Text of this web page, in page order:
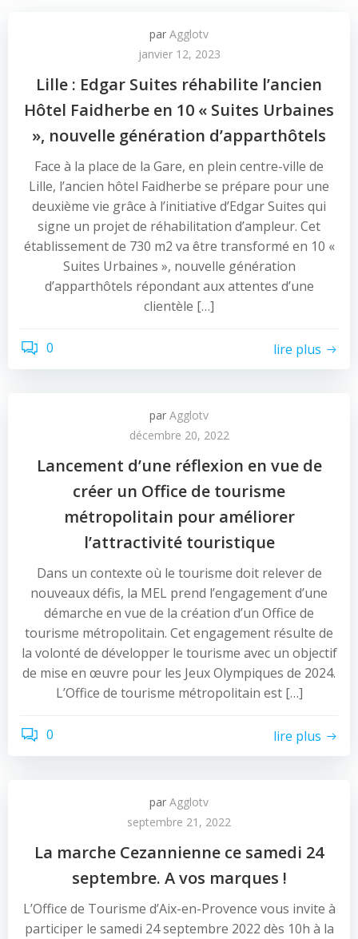
par Agglotv
janvier 12, 2023
Lille : Edgar Suites réhabilite l’ancien
Hôtel Faidherbe en 10 « Suites Urbaines
», nouvelle génération d’apparthôtels
Face à la place de la Gare, en plein centre-ville de
Lille, l’ancien hôtel Faidherbe se prépare pour une
deuxième vie grâce à l’initiative d’Edgar Suites qui
signe un projet de réhabilitation d’ampleur. Cet
établissement de 730 m2 va être transformé en 10 «
Suites Urbaines », nouvelle génération
d’apparthôtels répondant aux attentes d’une
clientèle […]
0 lire plus
par Agglotv
décembre 20, 2022
Lancement d’une réflexion en vue de
créer un Office de tourisme
métropolitain pour améliorer
l’attractivité touristique
Dans un contexte où le tourisme doit relever de
nouveaux défis, la MEL prend l’engagement d’une
démarche en vue de la création d’un Office de
tourisme métropolitain. Cet engagement résulte de
la volonté de développer le tourisme avec un objectif
de mise en œuvre pour les Jeux Olympiques de 2024.
L’Office de tourisme métropolitain est […]
0 lire plus
par Agglotv
septembre 21, 2022
La marche Cezannienne ce samedi 24
septembre. A vos marques !
L’Office de Tourisme d’Aix-en-Provence vous invite à
participer le samedi 24 septembre 2022 dès 10h à la